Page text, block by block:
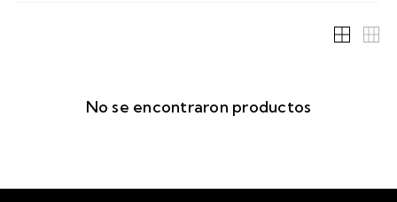
No se encontraron productos